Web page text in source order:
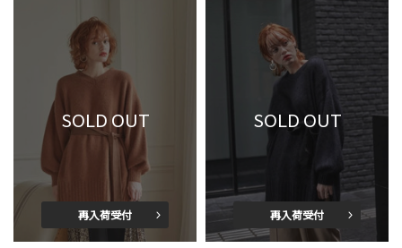
SOLD OUT
再入荷受付
SOLD OUT
再入荷受付